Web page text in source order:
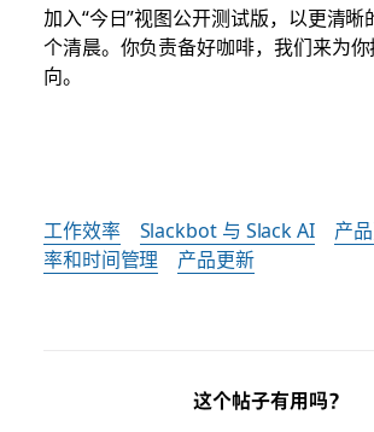
加入“今日”视图公开测试版，以更清晰
个清晨。你负责备好咖啡，我们来为
向。
工作效率 Slackbot 与 Slack AI 产
率和时间管理
产品更新
这个帖子有用吗？